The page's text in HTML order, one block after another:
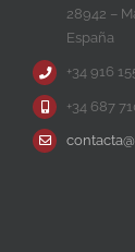
28942 –
España
+34 916
+34 687